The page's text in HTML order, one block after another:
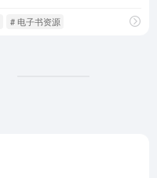
# 电子书资源